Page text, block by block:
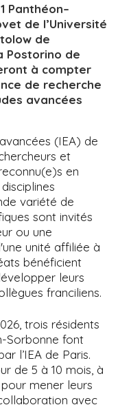
Panthéon–
de l’Université
de
Postorino de
à compter
de recherche
avancées
(IEA) de
et
en
variété de
sont invités
ou une
unité affiliée à
bénéficient
leurs
franciliens.
trois résidents
Sorbonne font
l’IEA de Paris.
de 5 à 10 mois, à
mener leurs
avec